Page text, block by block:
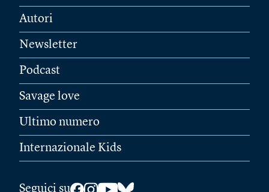
Autori
Newsletter
Podcast
Savage love
Ultimo numero
Internazionale Kids
Seguici su